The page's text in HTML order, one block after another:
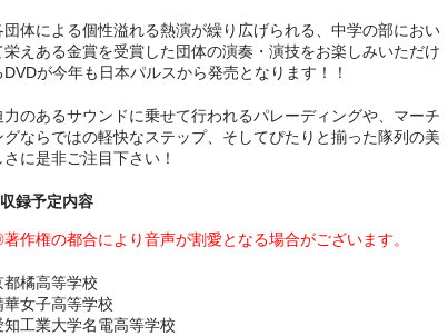
団体による個性溢れる熱演が繰り広げられる、中学の部におい
栄えある金賞を受賞した団体の演奏・演技をお楽しみいただけ
DVDが今年も日本パルスから発売となります！！
力のあるサウンドに乗せて行われるパレーディングや、マーチ
グならではの軽快なステップ、そしてぴたりと揃った隊列の美
さに是非ご注目下さい！
収録予定内容
作権の都合により音声が割愛となる場合がございます。
都橘高等学校
華女子高等学校
知工業大学名電高等学校